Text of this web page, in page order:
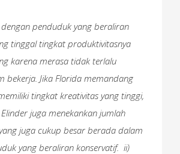
penduduk yang beraliran
tinggal tingkat produktivitasnya
karena merasa tidak terlalu
bekerja. Jika Florida memandang
tingkat kreativitas yang tinggi,
juga menekankan jumlah
juga cukup besar berada dalam
yang beraliran konservatif. ii)